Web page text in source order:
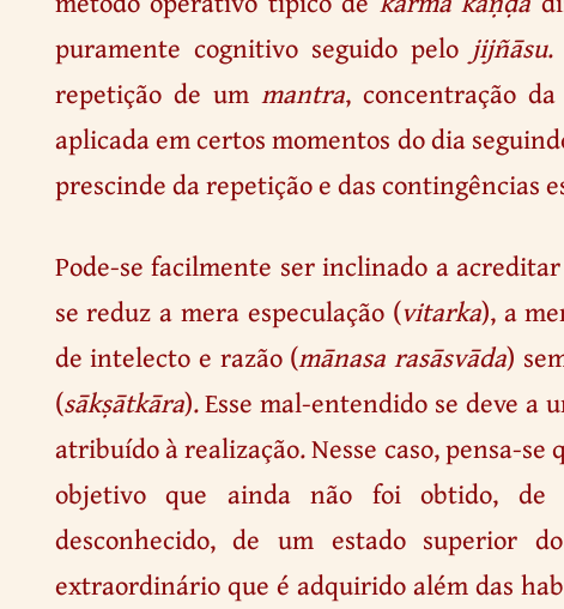
puramente cognitivo seguido pelo jijñāsu.
repetição de um mantra, concentração
aplicada em certos momentos do dia
prescinde da repetição e das contingências
Pode-se facilmente ser inclinado a
se reduz a mera especulação (vitarka), a
de intelecto e razão (mānasa rasāsvāda)
(sākṣātkāra). Esse mal-entendido se deve a
atribuído à realização. Nesse caso, pensa-
objetivo que ainda não foi obtido, de
desconhecido, de um estado superior
extraordinário que é adquirido além das